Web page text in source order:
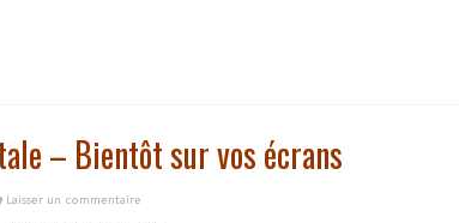
– Bientôt sur vos écrans
Laisser un commentaire